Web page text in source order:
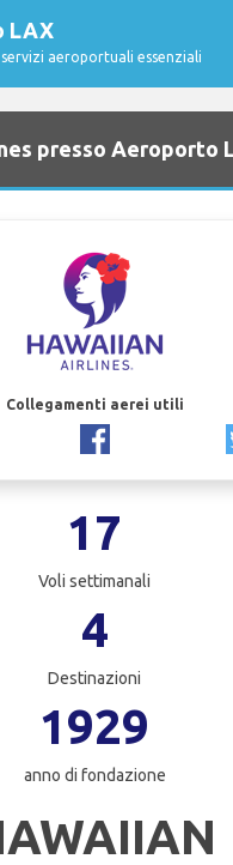
LAX
aeroportuali essenziali
presso Aeroporto
Collegamenti aerei utili
17
Voli settimanali
4
Destinazioni
1929
anno di fondazione